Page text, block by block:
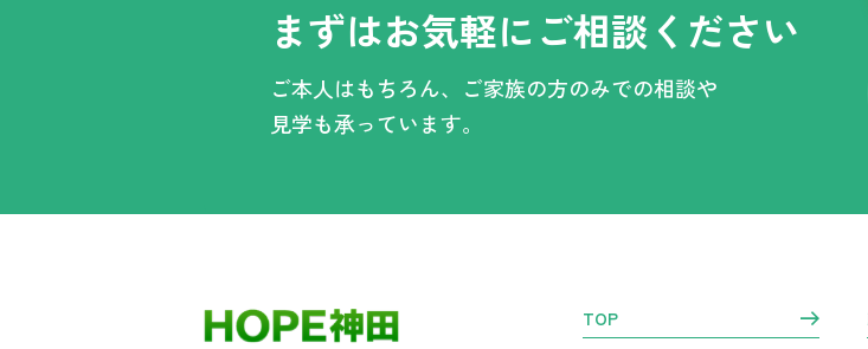
まずはお気軽にご相談ください
ご本人はもちろん、ご家族の方のみでの相談や
見学も承っています。
TOP